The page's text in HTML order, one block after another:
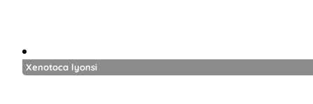
Xenotoca lyonsi